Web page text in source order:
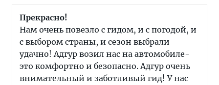
Прекрасно!
Нам очень повезло с гидом, и с погодой, и
с выбором страны, и сезон выбрали
удачно! Адгур возил нас на автомобиле-
это комфортно и безопасно. Адгур очень
внимательный и заботливый гид! У нас